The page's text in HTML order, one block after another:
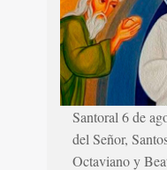
Santoral 6 de
del Señor,
Octaviano y